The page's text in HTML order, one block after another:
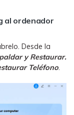
al ordenador
Desde la
y Restaurar.
Teléfono.